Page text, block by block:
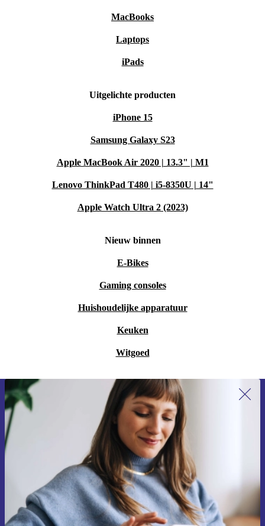
MacBooks
Laptops
iPads
Uitgelichte producten
iPhone 15
Samsung Galaxy S23
Apple MacBook Air 2020 | 13.3" | M1
Lenovo ThinkPad T480 | i5-8350U | 14"
Apple Watch Ultra 2 (2023)
Nieuw binnen
E-Bikes
Gaming consoles
Huishoudelijke apparatuur
Keuken
Witgoed
Meld je aan voor onze nieuwsbrief en
ontvang €15 korting!
Mis nooit meer een aanbieding.
Voucher aanvragen
Informatie over het gebruik van persoonsgegevens vind je in ons